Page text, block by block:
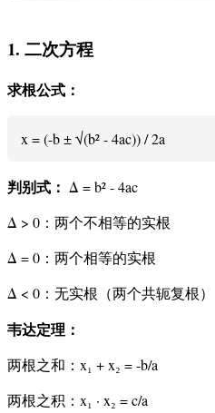
1. 二次方程
求根公式：
x = (-b ± √(b² - 4ac)) / 2a
判别式： Δ = b² - 4ac
Δ > 0：两个不相等的实根
Δ = 0：两个相等的实根
Δ < 0：无实根（两个共轭复根）
韦达定理：
两根之和：x₁ + x₂ = -b/a
两根之积：x₁ · x₂ = c/a